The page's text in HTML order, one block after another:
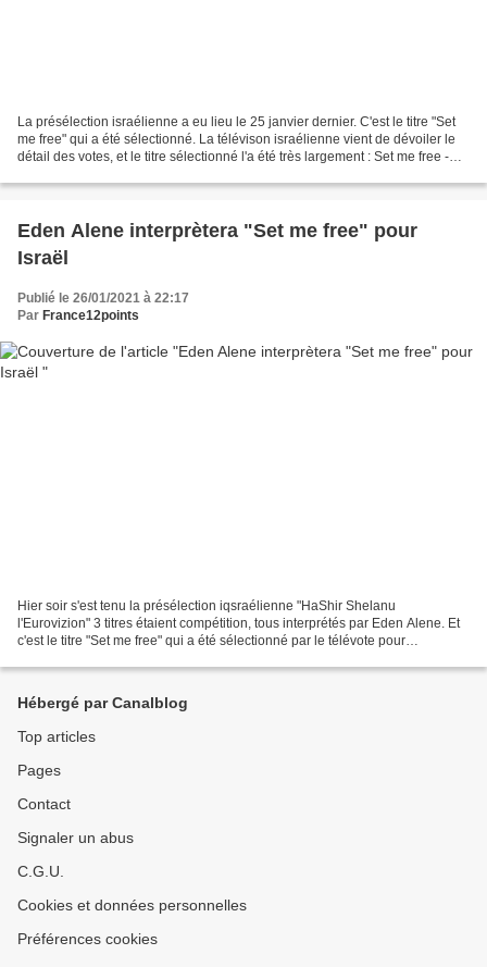
La présélection israélienne a eu lieu le 25 janvier dernier. C'est le titre "Set
me free" qui a été sélectionné. La télévison israélienne vient de dévoiler le
détail des votes, et le titre sélectionné l'a été très largement : Set me free -
Eden Alene interprètera "Set me free" pour
Israël
Publié le 26/01/2021 à 22:17
Par France12points
Hier soir s'est tenu la présélection iqsraélienne "HaShir Shelanu
l'Eurovizion" 3 titres étaient compétition, tous interprétés par Eden Alene. Et
c'est le titre "Set me free" qui a été sélectionné par le télévote pour
Hébergé par Canalblog
Top articles
Pages
Contact
Signaler un abus
C.G.U.
Cookies et données personnelles
Préférences cookies